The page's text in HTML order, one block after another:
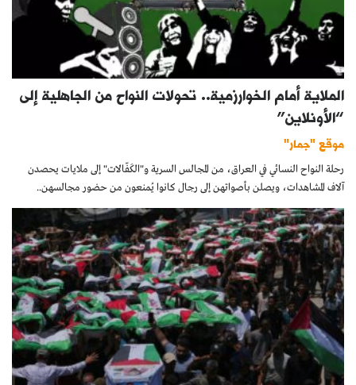
الملاية أمام الخوارزمية.. تحولات النواح من الجاهلية إلى
“الأونلاين”
موقع "جمار"
رحلة النواح النسائي في العراق، من المجالس السرية و"الكَفّالات" إلى ملايات يحصدن
آلاف المشاهدات، ويصلن بأصواتهن إلى رجال كانوا يُمنعون من حضور مجالسهن..